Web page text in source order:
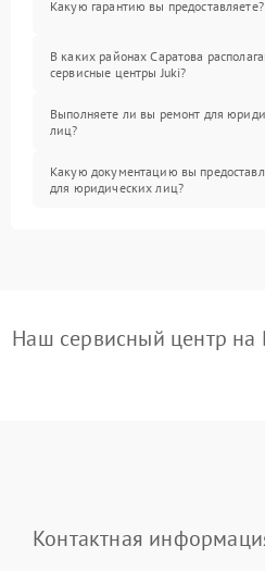
Какую гарантию вы предоставляете?
В каких районах Саратова
сервисные центры Juki?
Выполняете ли вы ремонт для
лиц?
Какую документацию вы
для юридических лиц?
Наш сервисный центр на
Контактная